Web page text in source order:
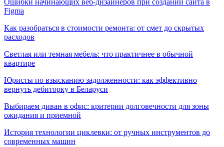
Figma
Как разобраться в стоимости ремонта: от смет до скрытых
расходов
Светлая или темная мебель: что практичнее в обычной
квартире
Юристы по взысканию задолженности: как эффективно
вернуть дебиторку в Беларуси
Выбираем диван в офис: критерии долговечности для зоны
ожидания и приемной
История технологии циклевки: от ручных инструментов до
современных машин